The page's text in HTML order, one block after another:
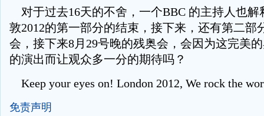
对于过去16天的不舍，一个BBC 的主持人也解
敦2012的第一部分的结束，接下来，还有第二部
会，接下来8月29号晚的残奥会，会因为这完美
的演出而让观众多一分的期待吗？
Keep your eyes on! London 2012, We rock the
免责声明